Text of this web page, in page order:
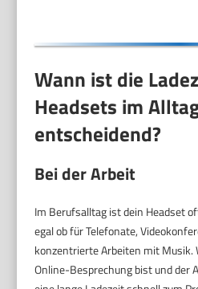
Wann ist die
Headsets im
entscheidend?
Bei der Arbeit
Im Berufsalltag ist dein Headset
egal ob für Telefonate,
konzentrierte Arbeiten mit Musik.
Online-Besprechung bist und der